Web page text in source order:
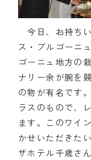
今日、お持ち
ス・ブルゴーニ
ゴーニュ地方の
ナリー余が腕を
の物が有名です
ラスのもので、
ます。このワイ
かせいただきた
ザホテル千歳さ